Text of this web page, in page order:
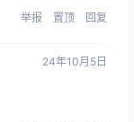
举报 置顶 回复
24年10月5日